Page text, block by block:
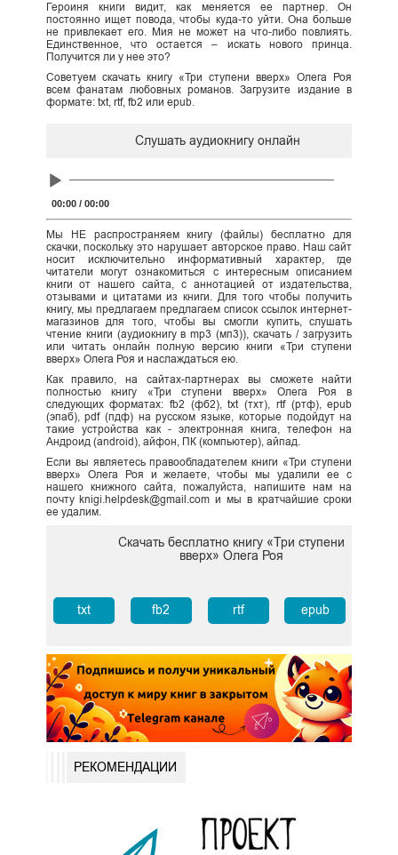
Героиня книги видит, как меняется ее партнер. Он
постоянно ищет повода, чтобы куда-то уйти. Она больше
не привлекает его. Мия не может на что-либо повлиять.
Единственное, что остается – искать нового принца.
Получится ли у нее это?
Советуем скачать книгу «Три ступени вверх» Олега Роя
всем фанатам любовных романов. Загрузите издание в
формате: txt, rtf, fb2 или epub.
Слушать аудиокнигу онлайн
Audio
00:00/ 00:00
Мы НЕ распространяем книгу (файлы) бесплатно для
скачки, поскольку это нарушает авторское право. Наш сайт
носит исключительно информативный характер, где
читатели могут ознакомиться с интересным описанием
книги от нашего сайта, с аннотацией от издательства,
отзывами и цитатами из книги. Для того чтобы получить
книгу, мы предлагаем предлагаем список ссылок интернет-
магазинов для того, чтобы вы смогли купить, слушать
чтение книги (аудиокнигу в mp3 (мп3)), скачать / загрузить
или читать онлайн полную версию книги «Три ступени
вверх» Олега Роя и наслаждаться ею.
Как правило, на сайтах-партнерах вы сможете найти
полностью книгу «Три ступени вверх» Олега Роя в
следующих форматах: fb2 (фб2), txt (тхт), rtf (ртф), epub
(эпаб), pdf (пдф) на русском языке, которые подойдут на
такие устройства как - электронная книга, телефон на
Андроид (android), айфон, ПК (компьютер), айпад.
Если вы являетесь правообладателем книги «Три ступени
вверх» Олега Роя и желаете, чтобы мы удалили ее с
нашего книжного сайта, пожалуйста, напишите нам на
почту knigi.helpdesk@gmail.com и мы в кратчайшие сроки
ее удалим.
Скачать бесплатно книгу «Три ступени
вверх» Олега Роя
txt fb2 rtf epub
РЕКОМЕНДАЦИИ